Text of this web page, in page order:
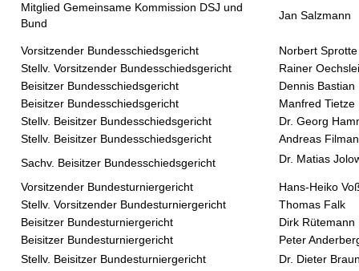
Mitglied Gemeinsame Kommission DSJ und
Bund
Jan Salzmann
Vorsitzender Bundesschiedsgericht
Norbert Sprotte
Stellv. Vorsitzender Bundesschiedsgericht
Rainer
Beisitzer Bundesschiedsgericht
Dennis Bastian
Beisitzer Bundesschiedsgericht
Manfred Tietze
Stellv. Beisitzer Bundesschiedsgericht
Dr. Georg
Stellv. Beisitzer Bundesschiedsgericht
Andreas
Sachv. Beisitzer Bundesschiedsgericht
Dr. Matias
Vorsitzender Bundesturniergericht
Hans-Heiko
Stellv. Vorsitzender Bundesturniergericht
Thomas Falk
Beisitzer Bundesturniergericht
Dirk Rütemann
Beisitzer Bundesturniergericht
Peter
Stellv. Beisitzer Bundesturniergericht
Dr. Dieter